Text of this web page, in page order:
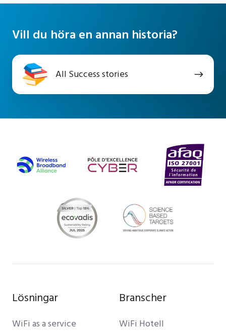
Vill du höra en annan historia?
All Success stories
All
Success
stories
Lösningar
WiFi as a service
Branscher
WiFi Hotell